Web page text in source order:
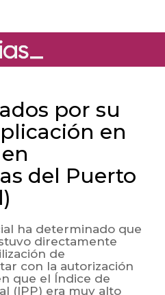
por su
en
del Puerto
ha determinado que
directamente
de
con la autorización
que el Índice de
(IPP) era muy alto